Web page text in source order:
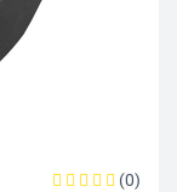
(0)